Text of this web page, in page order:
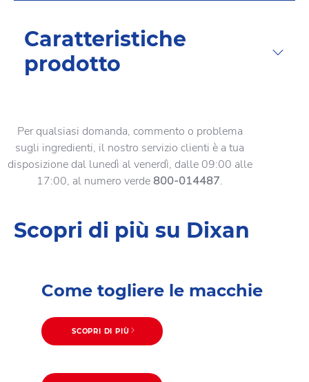
Caratteristiche
prodotto
Per qualsiasi domanda, commento o problema
sugli ingredienti, il nostro servizio clienti è a tua
disposizione dal lunedì al venerdì, dalle 09:00 alle
17:00, al numero verde 800-014487.
Scopri di più su Dixan
Come togliere le macchie
SCOPRI DI PIÙ